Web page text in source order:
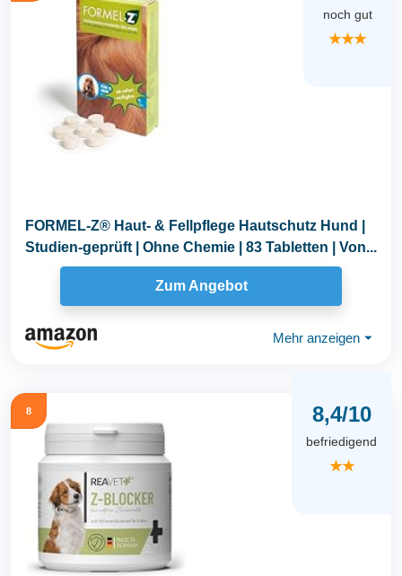
noch gut
★★★
FORMEL-Z® Haut- & Fellpflege Hautschutz Hund |
Studien-geprüft | Ohne Chemie | 83 Tabletten | Von...
Zum Angebot
Mehr anzeigen ⏷
8 8,4/10
befriedigend
★★